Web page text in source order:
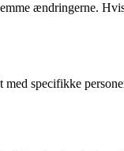
ændringerne.
specifikke